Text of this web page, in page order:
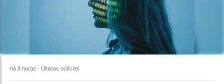
há 8 horas - Últimas notícias